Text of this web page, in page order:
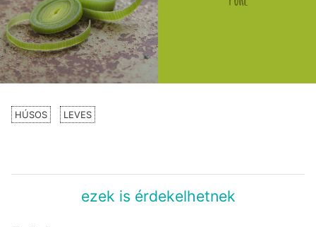
HÚSOS LEVES
ezek is érdekelhetnek